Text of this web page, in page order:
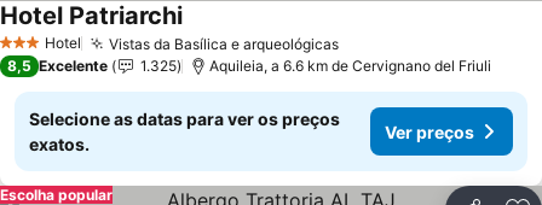
3 EstrelasHotel Vistas da Basílica e arqueológicasVer preços
Hotel PatriarchiVer preços
8,5 Excelente 1.325 Aquileia, a 6.6 km de Cervignano del Friuli
Selecione as datas para ver os preços
exatos.
Ver preços
Escolha popular